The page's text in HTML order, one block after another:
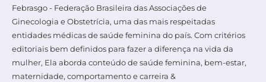
Febrasgo - Federação Brasileira das Associações de
Ginecologia e Obstetrícia, uma das mais respeitadas
entidades médicas de saúde feminina do país. Com critérios
editoriais bem definidos para fazer a diferença na vida da
mulher, Ela aborda conteúdo de saúde feminina, bem-estar,
maternidade, comportamento e carreira &